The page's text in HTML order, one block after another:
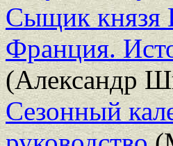
Сыщик князя
Франция.
(Александр
Сезонный